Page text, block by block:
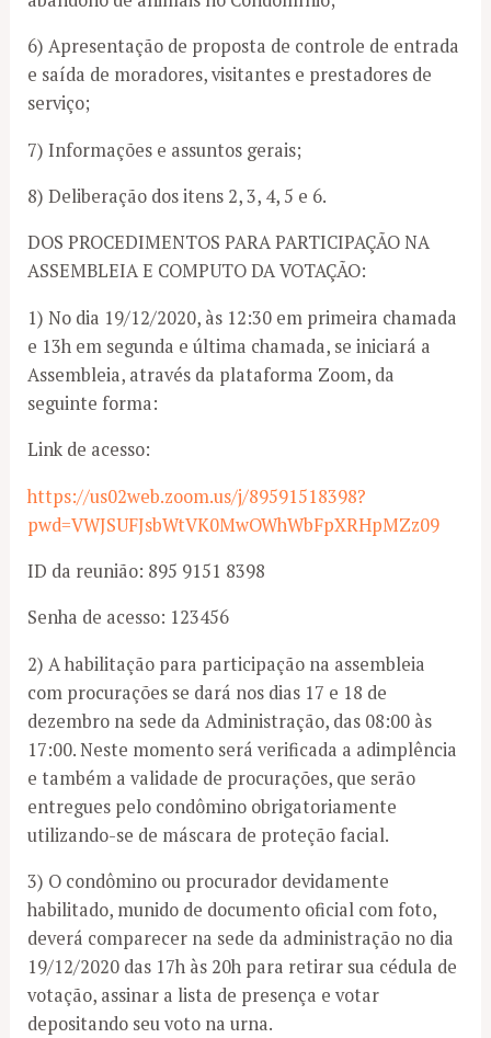
6) Apresentação de proposta de controle de entrada
e saída de moradores, visitantes e prestadores de
serviço;
7) Informações e assuntos gerais;
8) Deliberação dos itens 2, 3, 4, 5 e 6.
DOS PROCEDIMENTOS PARA PARTICIPAÇÃO NA
ASSEMBLEIA E COMPUTO DA VOTAÇÃO:
1) No dia 19/12/2020, às 12:30 em primeira chamada
e 13h em segunda e última chamada, se iniciará a
Assembleia, através da plataforma Zoom, da
seguinte forma:
Link de acesso:
https://us02web.zoom.us/j/89591518398?
pwd=VWJSUFJsbWtVK0MwOWhWbFpXRHpMZz09
ID da reunião: 895 9151 8398
Senha de acesso: 123456
2) A habilitação para participação na assembleia
com procurações se dará nos dias 17 e 18 de
dezembro na sede da Administração, das 08:00 às
17:00. Neste momento será verificada a adimplência
e também a validade de procurações, que serão
entregues pelo condômino obrigatoriamente
utilizando-se de máscara de proteção facial.
3) O condômino ou procurador devidamente
habilitado, munido de documento oficial com foto,
deverá comparecer na sede da administração no dia
19/12/2020 das 17h às 20h para retirar sua cédula de
votação, assinar a lista de presença e votar
depositando seu voto na urna.